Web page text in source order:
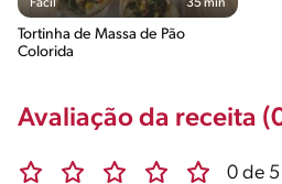
Fácil 35 min
Tortinha de Massa de Pão
Colorida
Avaliação da receita
0 de 5